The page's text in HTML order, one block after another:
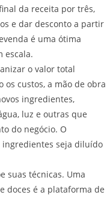
da receita por três,
e dar desconto a partir
é uma ótima
escala.
o valor total
custos, a mão de obra
ingredientes,
luz e outras que
do negócio. O
ingredientes seja diluído
suas técnicas. Uma
doces é a plataforma de